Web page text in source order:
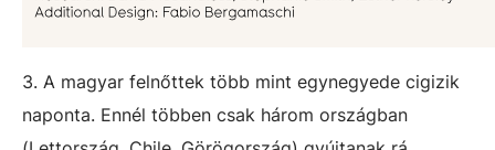
3. A magyar felnőttek több mint egynegyede cigizik
naponta. Ennél többen csak három országban